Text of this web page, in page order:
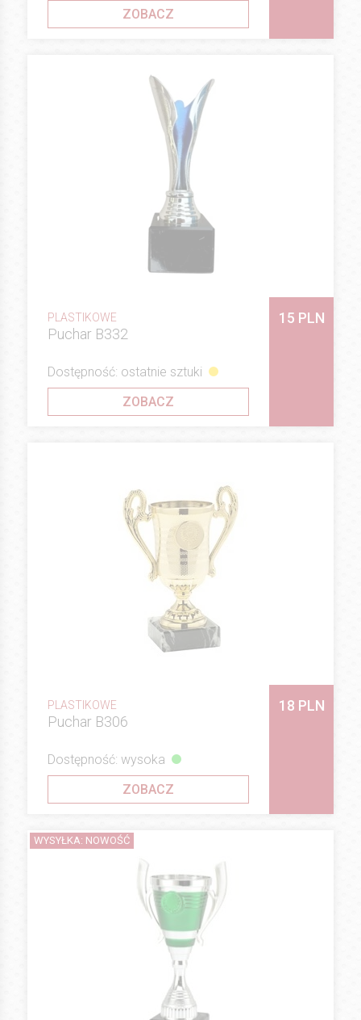
ZOBACZ
PLASTIKOWE
Puchar B332
15 PLN
Dostępność: ostatnie sztuki
ZOBACZ
PLASTIKOWE
Puchar B306
18 PLN
Dostępność: wysoka
ZOBACZ
WYSYŁKA: NOWOŚĆ